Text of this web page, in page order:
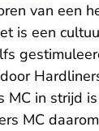
van een
is een
in strijd
MC